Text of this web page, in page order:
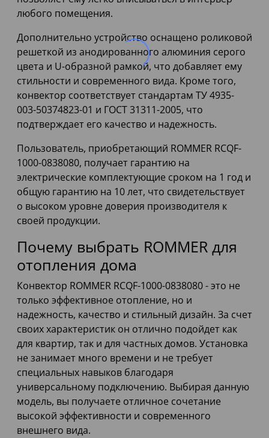
любого помещения.
Дополнительно устройство оснащено роликовой
решеткой из анодированного алюминия серого
цвета и U-образной рамкой, что добавляет ему
стильности и современного вида. Кроме того,
конвектор соответствует стандартам ТУ 4935-
003-50374823-01 и ГОСТ 31311-2005, что
подтверждает его качество и надежность.
Пользователь, приобретающий ROMMER RCQF-
1000-0838080, получает гарантию на
электрические комплектующие сроком на 1 год и
общую гарантию на 10 лет, что свидетельствует
о высоком уровне доверия производителя к
своей продукции.
Почему выбрать ROMMER для
отопления дома
Конвектор ROMMER RCQF-1000-0838080 - это не
только эффективное отопление, но и
надежность, качество и стильный дизайн. За счет
своих характеристик он отлично подойдет как
для квартир, так и для частных домов. Установка
не занимает много времени и не требует
специальных навыков благодаря
универсальному подключению. Выбирая данную
модель, вы получаете отличное сочетание
высокой эффективности и современного
внешнего вида.